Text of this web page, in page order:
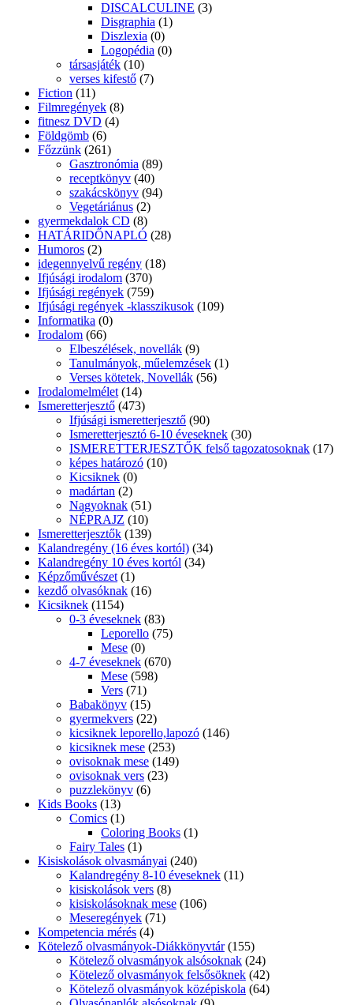
DISCALCULINE (3)
Disgraphia (1)
Diszlexia (0)
Logopédia (0)
társasjáték (10)
verses kifestő (7)
Fiction (11)
Filmregények (8)
fitnesz DVD (4)
Földgömb (6)
Főzzünk (261)
Gasztronómia (89)
receptkönyv (40)
szakácskönyv (94)
Vegetáriánus (2)
gyermekdalok CD (8)
HATÁRIDŐNAPLÓ (28)
Humoros (2)
idegennyelvű regény (18)
Ifjúsági irodalom (370)
Ifjúsági regények (759)
Ifjúsági regények -klasszikusok (109)
Informatika (0)
Irodalom (66)
Elbeszélések, novellák (9)
Tanulmányok, műelemzések (1)
Verses kötetek, Novellák (56)
Irodalomelmélet (14)
Ismeretterjesztő (473)
Ifjúsági ismeretterjesztő (90)
Ismeretterjesztó 6-10 éveseknek (30)
ISMERETTERJESZTŐK felső tagozatosoknak (17)
képes határozó (10)
Kicsiknek (0)
madártan (2)
Nagyoknak (51)
NÉPRAJZ (10)
Ismeretterjesztők (139)
Kalandregény (16 éves kortól) (34)
Kalandregény 10 éves kortól (34)
Képzőművészet (1)
kezdő olvasóknak (16)
Kicsiknek (1154)
0-3 éveseknek (83)
Leporello (75)
Mese (0)
4-7 éveseknek (670)
Mese (598)
Vers (71)
Babakönyv (15)
gyermekvers (22)
kicsiknek leporello,lapozó (146)
kicsiknek mese (253)
ovisoknak mese (149)
ovisoknak vers (23)
puzzlekönyv (6)
Kids Books (13)
Comics (1)
Coloring Books (1)
Fairy Tales (1)
Kisiskolások olvasmányai (240)
Kalandregény 8-10 éveseknek (11)
kisiskolások vers (8)
kisiskolásoknak mese (106)
Meseregények (71)
Kompetencia mérés (4)
Kötelező olvasmányok-Diákkönyvtár (155)
Kötelező olvasmányok alsósoknak (24)
Kötelező olvasmányok felsősöknek (42)
Kötelező olvasmányok középiskola (64)